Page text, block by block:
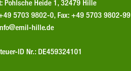
Pohlsche Heide 1, 32479 Hille
5703 9802-0, Fax: +49 5703 9802-99
hille.de
ID Nr.: DE459324101